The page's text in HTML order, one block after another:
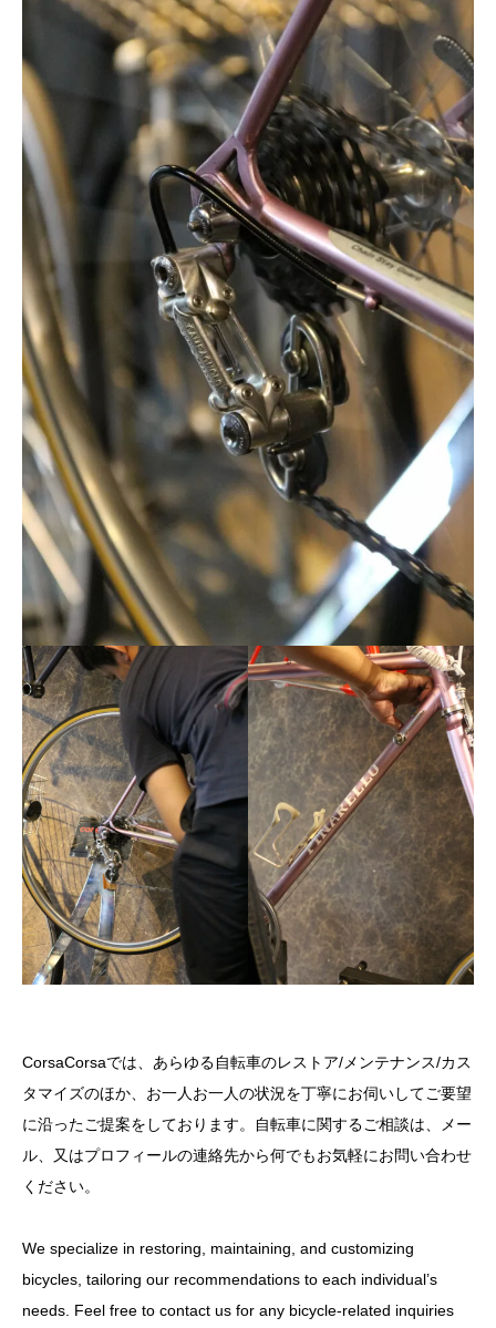
CorsaCorsaでは、あらゆる自転車のレストア/メンテナンス/カス
タマイズのほか、お一人お一人の状況を丁寧にお伺いしてご要望
に沿ったご提案をしております。自転車に関するご相談は、メー
ル、又はプロフィールの連絡先から何でもお気軽にお問い合わせ
ください。
We specialize in restoring, maintaining, and customizing
bicycles, tailoring our recommendations to each individual’s
needs. Feel free to contact us for any bicycle-related inquiries